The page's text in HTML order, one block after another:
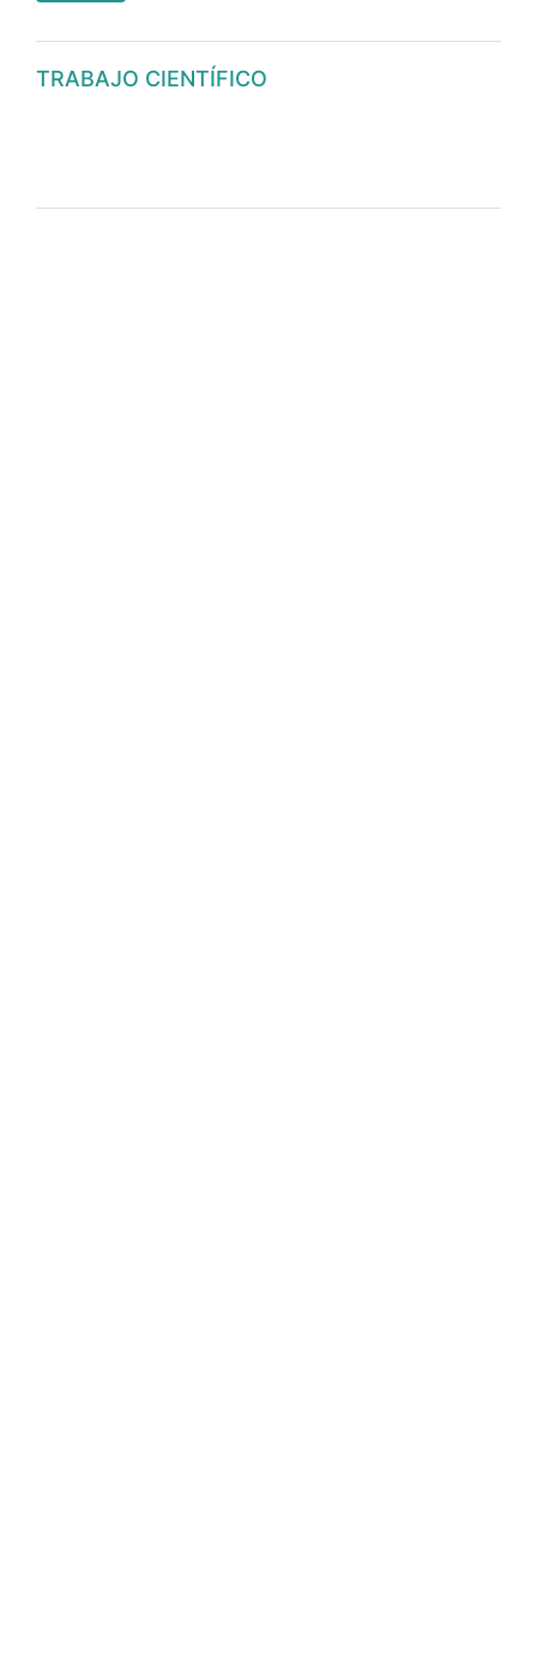
TRABAJO CIENTÍFICO